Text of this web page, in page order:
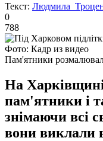
Текст: Людмила
0
788
Фото: Кадр из видео
Пам'ятники
На
пам'ятники і
знімаючи всі
вони виклали